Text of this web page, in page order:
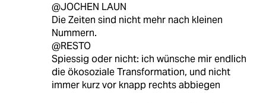
@JOCHEN LAUN
Die Zeiten sind nicht mehr nach kleinen
Nummern.
@RESTO
Spiessig oder nicht: ich wünsche mir endlich
die ökosoziale Transformation, und nicht
immer kurz vor knapp rechts abbiegen